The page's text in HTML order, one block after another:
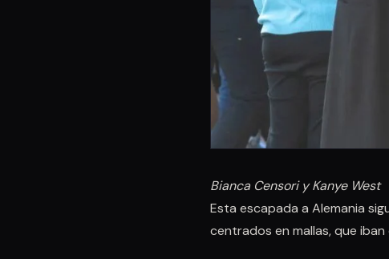
Bianca Censori y Kanye West
Esta escapada a Alemania
centrados en mallas, que